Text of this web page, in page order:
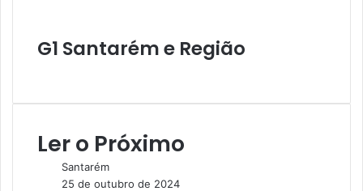
G1 Santarém e Região
b
i
tLer o Próximo
Santarém
25 de outubro de 2024